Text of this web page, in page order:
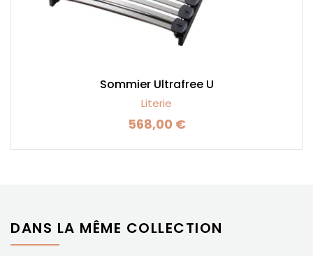
Sommier Ultrafree U
Literie
Prix
568,00 €
DANS LA MÊME COLLECTION